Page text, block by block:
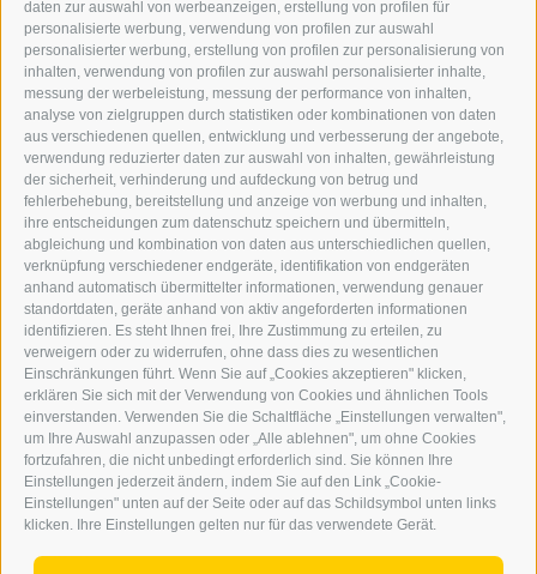
daten zur auswahl von werbeanzeigen, erstellung von profilen für
personalisierte werbung, verwendung von profilen zur auswahl
personalisierter werbung, erstellung von profilen zur personalisierung von
inhalten, verwendung von profilen zur auswahl personalisierter inhalte,
messung der werbeleistung, messung der performance von inhalten,
analyse von zielgruppen durch statistiken oder kombinationen von daten
aus verschiedenen quellen, entwicklung und verbesserung der angebote,
verwendung reduzierter daten zur auswahl von inhalten, gewährleistung
der sicherheit, verhinderung und aufdeckung von betrug und
fehlerbehebung, bereitstellung und anzeige von werbung und inhalten,
ihre entscheidungen zum datenschutz speichern und übermitteln,
abgleichung und kombination von daten aus unterschiedlichen quellen,
verknüpfung verschiedener endgeräte, identifikation von endgeräten
anhand automatisch übermittelter informationen, verwendung genauer
standortdaten, geräte anhand von aktiv angeforderten informationen
identifizieren. Es steht Ihnen frei, Ihre Zustimmung zu erteilen, zu
verweigern oder zu widerrufen, ohne dass dies zu wesentlichen
Einschränkungen führt. Wenn Sie auf „Cookies akzeptieren" klicken,
erklären Sie sich mit der Verwendung von Cookies und ähnlichen Tools
einverstanden. Verwenden Sie die Schaltfläche „Einstellungen verwalten",
um Ihre Auswahl anzupassen oder „Alle ablehnen", um ohne Cookies
fortzufahren, die nicht unbedingt erforderlich sind. Sie können Ihre
Einstellungen jederzeit ändern, indem Sie auf den Link „Cookie-
Einstellungen" unten auf der Seite oder auf das Schildsymbol unten links
klicken. Ihre Einstellungen gelten nur für das verwendete Gerät.
GRAFIK@DERERKER.IT
INFO@DERERKER.IT
BARBARA.FONTANA@DERERKER.IT
DER ERKER
WERBEN IM ERKER
ONLINE-WERBUNG
SEPA-DAUERAUFTRAG
REGELN LESERKOMMENTARE
ONLINE VOTING
SERVICE
VERANSTALTUNGSKALENDER
KLEINANZEIGER
NÜTZLICHE LINKS
WETTER
WEBCAM
VIDEOS
TRAUER